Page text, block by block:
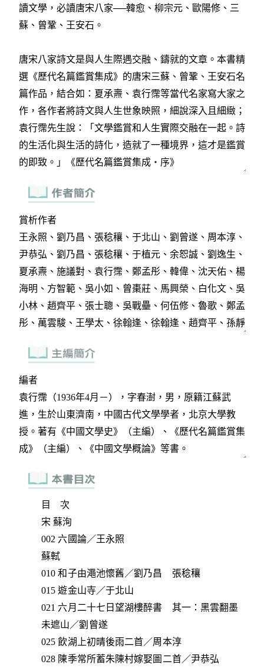
目 次
宋 蘇洵
002 六國論／王永照
蘇軾
010 和子由澠池懷舊／劉乃昌 張稔穰
015 遊金山寺／于北山
021 六月二十七日望湖樓醉書 其一：黑雲翻墨
未遮山／劉曾遂
025 飲湖上初晴後雨二首／周本淳
028 陳季常所蓄朱陳村嫁娶圖二首／尹恭弘